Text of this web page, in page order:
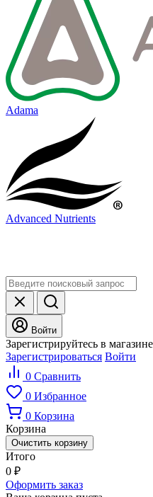
Adama
Advanced Nutrients
Войти
Зарегистрируйтесь в
Зарегистрироваться Войти
0 Сравнить
0 Избранное
0 Корзина
Корзина
Очистить корзину
Итого
0 ₽
Оформить заказ